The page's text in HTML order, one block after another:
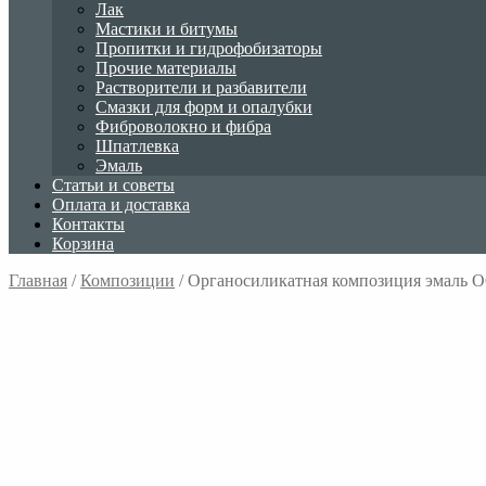
Лак
Мастики и битумы
Пропитки и гидрофобизаторы
Прочие материалы
Растворители и разбавители
Смазки для форм и опалубки
Фиброволокно и фибра
Шпатлевка
Эмаль
Статьи и советы
Оплата и доставка
Контакты
Корзина
Главная /Композиции /Органосиликатная композиция эмаль